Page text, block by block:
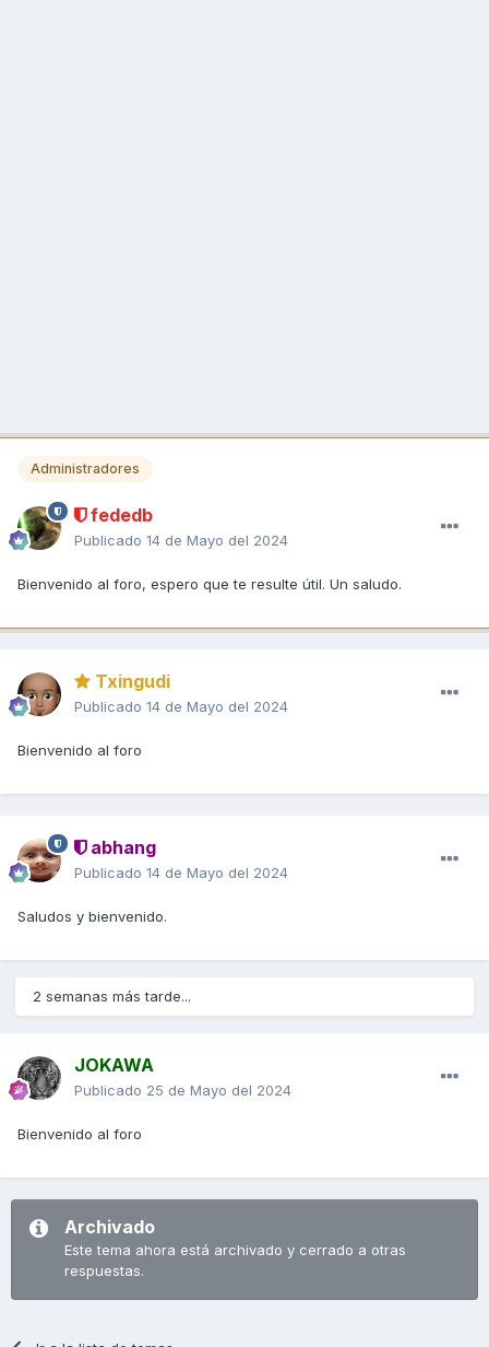
Administradores
fededb
Publicado 14 de Mayo del 2024
Bienvenido al foro, espero que te resulte útil. Un saludo.
Txingudi
Publicado 14 de Mayo del 2024
Bienvenido al foro
abhang
Publicado 14 de Mayo del 2024
Saludos y bienvenido.
2 semanas más tarde...
JOKAWA
Publicado 25 de Mayo del 2024
Bienvenido al foro
Archivado
Este tema ahora está archivado y cerrado a otras
respuestas.